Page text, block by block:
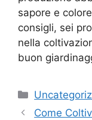
sapore e
consigli, sei
nella
buon
Categories
Come